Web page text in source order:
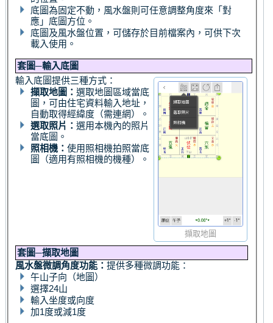
底圖為固定不動，風水盤則可任意調整角度來「對
應」底圖方位。
底圖及風水盤位置，可儲存於目前檔案內，可供下次
載入使用。
套圖─輸入底圖
擷取地圖
輸入底圖提供三種方式：
擷取地圖：選取地圖區域當底
圖，可由住宅資料輸入地址，
自動取得經緯度（需連網）。
選取照片：選用本機內的照片
當底圖。
照相機：使用照相機拍照當底
圖（適用有照相機的機種）。
套圖─擷取地圖
風水盤微調角度功能：提供多種微調功能：
午山子向（地圖）
選擇24山
輸入坐度或向度
加1度或減1度